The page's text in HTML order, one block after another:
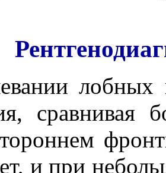
лобных
сравнивая
и при